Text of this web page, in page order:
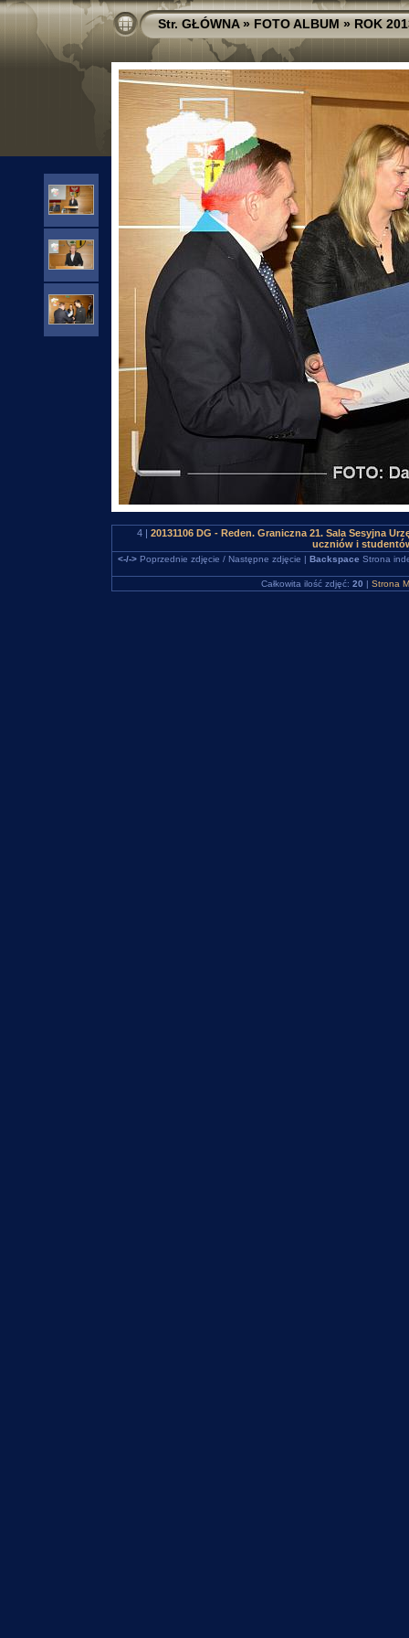
Str. GŁÓWNA»FOTO ALBUM»ROK
4 | 20131106 DG - Reden. Graniczna 21. Sala Sesyjna
uczniów i
<-/->Poprzednie zdjęcie / Następne zdjęcie | Backspace Strona
Całkowita ilość zdjęć: 20 | Strona